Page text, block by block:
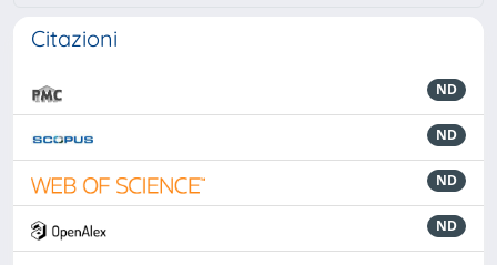
Citazioni
ND
ND
ND
ND